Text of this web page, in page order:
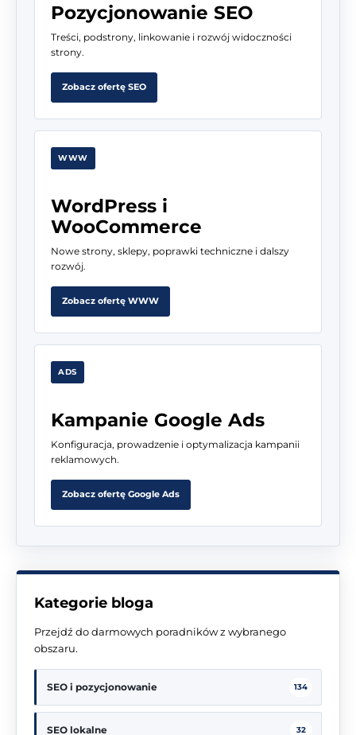
Pozycjonowanie SEO
Treści, podstrony, linkowanie i rozwój widoczności
strony.
Zobacz ofertę SEO
WWW
WordPress i
WooCommerce
Nowe strony, sklepy, poprawki techniczne i dalszy
rozwój.
Zobacz ofertę WWW
ADS
Kampanie Google Ads
Konfiguracja, prowadzenie i optymalizacja kampanii
reklamowych.
Zobacz ofertę Google Ads
Kategorie bloga
Przejdź do darmowych poradników z wybranego
obszaru.
SEO i pozycjonowanie 134
SEO lokalne 32